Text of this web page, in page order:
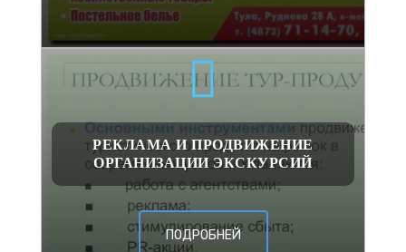
РЕКЛАМА И ПРОДВИЖЕНИЕ
ОРГАНИЗАЦИИ ЭКСКУРСИЙ
ПОДРОБНЕЙ